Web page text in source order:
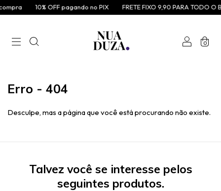
10% OFF pagando no PIX FRETE FIXO 9,90 PARA TODO O
0
Erro - 404
Desculpe, mas a página que você está procurando não existe.
Talvez você se interesse pelos
seguintes produtos.